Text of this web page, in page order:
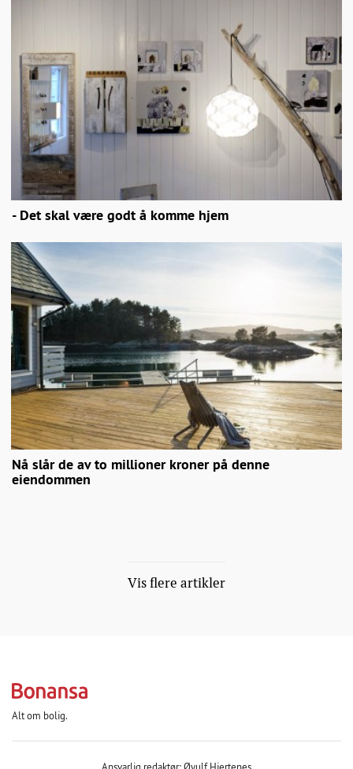
- Det skal være godt å komme hjem
Nå slår de av to millioner kroner på denne
eiendommen
Vis flere artikler
Alt om bolig.